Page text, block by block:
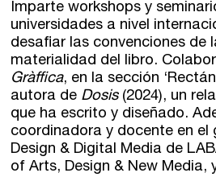
Imparte workshops y
universidades a nivel
desafiar las convenciones de
materialidad del libro.
Gràffica, en la sección
autora de Dosis(2024), un
que ha escrito y diseñado.
coordinadora y docente en el
Design & Digital Media de
of Arts, Design & New Media,